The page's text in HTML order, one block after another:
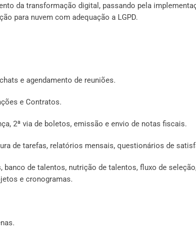
da transformação digital, passando pela
para nuvem com adequação a LGPD.
e agendamento de reuniões.
e Contratos.
2ª via de boletos, emissão e envio de notas fiscais.
de tarefas, relatórios mensais, questionários de
de talentos, nutrição de talentos, fluxo de
e cronogramas.